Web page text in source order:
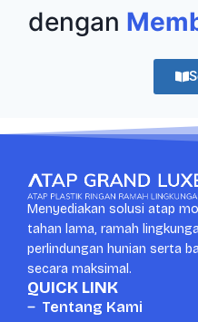
dengan
Menyediakan solusi atap
tahan lama, ramah
perlindungan hunian serta
secara maksimal.
QUICK LINK
Tentang Kami